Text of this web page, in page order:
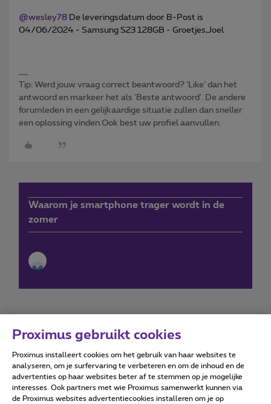
@wesley78 De leveringsdatum door B-Post is
04/06/2024 - Samsung S23 128GB - Groetjes,Joel
Tip: Werd jouw vraag correct beantwoord? ‘Like’ dan het
antwoord en markeer het als 'Beste antwoord'. De andere
forumleden in een gelijkaardige situatie zullen dan sneller
een oplossing vinden.Ook best uw profiel aanvullen.
Waarom je smartphone trager wordt in de
zomer
Forumvoorwaarden Accessibility statement
Proximus gebruikt cookies
Proximus installeert cookies om het gebruik van haar websites te
analyseren, om je surfervaring te verbeteren en om de inhoud en de
advertenties op haar websites beter af te stemmen op je mogelijke
interesses. Ook partners met wie Proximus samenwerkt kunnen via
de Proximus websites advertentiecookies installeren om je op